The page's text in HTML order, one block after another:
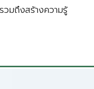
มถึงสร้างความรู้